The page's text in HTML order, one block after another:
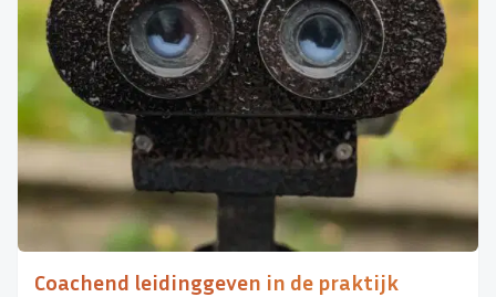
Coachend leidinggeven in de praktijk